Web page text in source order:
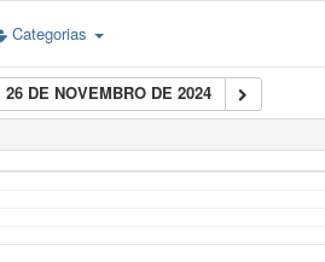
Categorias
26 DE NOVEMBRO DE 2024